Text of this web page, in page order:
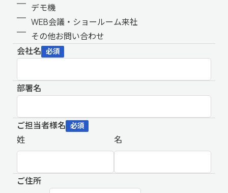
デモ機
WEB会議・ショールーム来社
その他お問い合わせ
会社名 必須
部署名
ご担当者様名 必須
姓 名
ご住所